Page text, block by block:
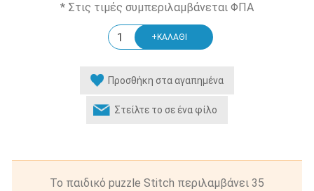
* Στις τιμές συμπεριλαμβάνεται ΦΠΑ
Το παιδικό puzzle Stitch περιλαμβάνει 35